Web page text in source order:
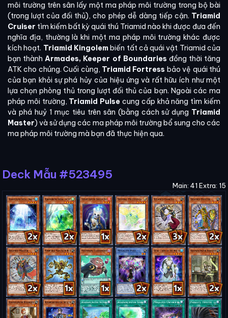
môi trường trên sân lấy một ma pháp môi trường trong bộ bài
(trong lượt của đối thủ), cho phép dễ dàng tiếp cận. Triamid
Cruiser tìm kiếm bất kỳ quái thú Triamid nào khi được đưa đến
nghĩa địa, thường là khi một ma pháp môi trường khác được
kích hoạt. Triamid Kingolembiến tất cả quái vật Triamid của
bạn thànhArmades, Keeper of Boundaries đồng thời tăng
ATK cho chúng. Cuối cùng, Triamid Fortress bảo vệ quái thú
của bạn khỏi sự phá hủy của hiệu ứng và rất hữu ích như một
lựa chọn phòng thủ trong lượt đối thủ của bạn. Ngoài các ma
pháp môi trường, Triamid Pulse cung cấp khả năng tìm kiếm
và phá huỷ 1 mục tiêu trên sân (bằng cách sử dụng Triamid
Master) và sử dụng các ma pháp môi trường bổ sung cho các
ma pháp môi trường mà bạn đã thực hiện qua.
Deck Mẫu #523495
Main: 41 Extra: 15